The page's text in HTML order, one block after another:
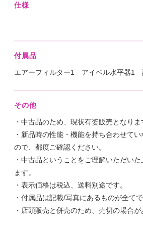
仕様
付属品
エアーフィルター1 アイベル水平器1
その他
・中古品のため、現状有姿販売となりま
・新品時の性能・機能を持ち合わせて
ので、都度ご確認ください。
・中古品ということをご理解いただい
ます。
・表示価格は税込、送料別途です。
・付属品は記載/写真にあるものが全てで
・店頭販売と併売のため、売切の場合が